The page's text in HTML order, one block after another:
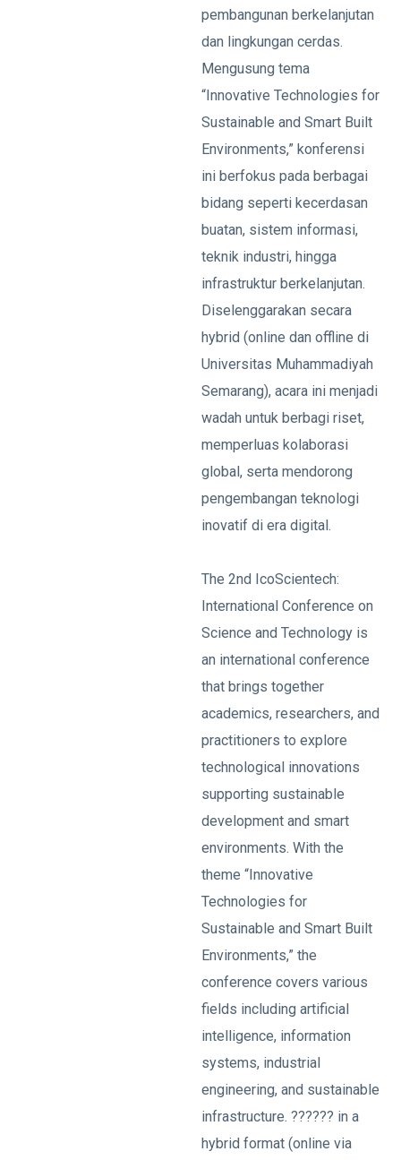
pembangunan berkelanjutan
dan lingkungan cerdas.
Mengusung tema
“Innovative Technologies for
Sustainable and Smart Built
Environments,” konferensi
ini berfokus pada berbagai
bidang seperti kecerdasan
buatan, sistem informasi,
teknik industri, hingga
infrastruktur berkelanjutan.
Diselenggarakan secara
hybrid (online dan offline di
Universitas Muhammadiyah
Semarang), acara ini menjadi
wadah untuk berbagi riset,
memperluas kolaborasi
global, serta mendorong
pengembangan teknologi
inovatif di era digital.
The 2nd IcoScientech:
International Conference on
Science and Technology is
an international conference
that brings together
academics, researchers, and
practitioners to explore
technological innovations
supporting sustainable
development and smart
environments. With the
theme “Innovative
Technologies for
Sustainable and Smart Built
Environments,” the
conference covers various
fields including artificial
intelligence, information
systems, industrial
engineering, and sustainable
infrastructure. ?????? in a
hybrid format (online via